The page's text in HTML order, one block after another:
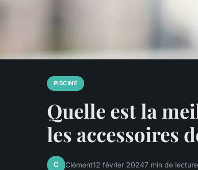
PISCINE
Quelle est la
les accessoires
C Clément12 février 20247 min de lecture